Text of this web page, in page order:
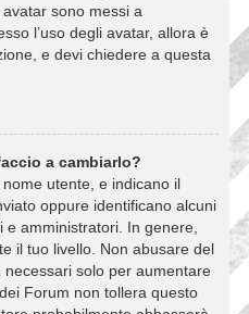
sono messi a
l’uso degli avatar, allora è
e devi chiedere a questa
a cambiarlo?
utente, e indicano il
oppure identificano alcuni
e amministratori. In genere,
il tuo livello. Non abusare del
solo per aumentare
Forum non tollera questo